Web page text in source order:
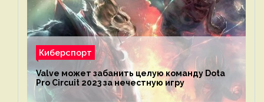
Киберспорт
Valve может забанить целую команду Dota
Pro Circuit 2023 за нечестную игру